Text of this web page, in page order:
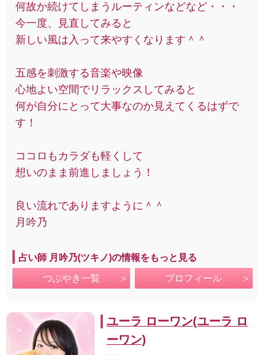
何故か続けてしまうルーティンなどなど・・・
今一度、見直してみると
新しい風は入って来やすくなります＾＾
五感を刺激する音楽や映像
心地よい空間でリラックスしてみると
何が自分にとって大事なのか見えてくるはずで
す！
ココロもカラダも軽くして
想いのまま前進しましょう！
良い流れでありますように＾＾
月吟乃
占い師 月吟乃(ツキノ)の情報をもっと見る
つぶやき一覧 プロフィール
ユーラ ローワン(ユーラ ロ
ーワン)